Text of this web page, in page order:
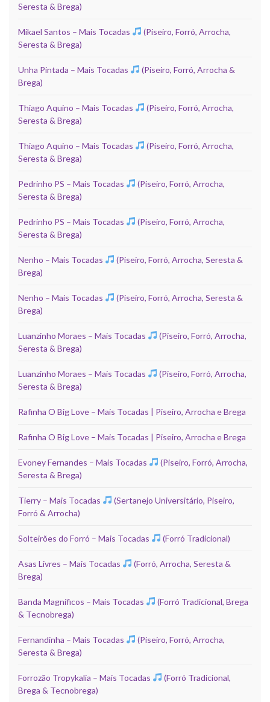
Seresta & Brega)
Mikael Santos – Mais Tocadas
(Piseiro, Forró, Arrocha,
Seresta & Brega)
Unha Pintada – Mais Tocadas
(Piseiro, Forró, Arrocha &
Brega)
Thiago Aquino – Mais Tocadas
(Piseiro, Forró, Arrocha,
Seresta & Brega)
Thiago Aquino – Mais Tocadas
(Piseiro, Forró, Arrocha,
Seresta & Brega)
Pedrinho PS – Mais Tocadas
(Piseiro, Forró, Arrocha,
Seresta & Brega)
Pedrinho PS – Mais Tocadas
(Piseiro, Forró, Arrocha,
Seresta & Brega)
Nenho – Mais Tocadas
(Piseiro, Forró, Arrocha, Seresta &
Brega)
Nenho – Mais Tocadas
(Piseiro, Forró, Arrocha, Seresta &
Brega)
Luanzinho Moraes – Mais Tocadas
(Piseiro, Forró, Arrocha,
Seresta & Brega)
Luanzinho Moraes – Mais Tocadas
(Piseiro, Forró, Arrocha,
Seresta & Brega)
Rafinha O Big Love – Mais Tocadas | Piseiro, Arrocha e Brega
Rafinha O Big Love – Mais Tocadas | Piseiro, Arrocha e Brega
Evoney Fernandes – Mais Tocadas
(Piseiro, Forró, Arrocha,
Seresta & Brega)
Tierry – Mais Tocadas
(Sertanejo Universitário, Piseiro,
Forró & Arrocha)
Solteirões do Forró – Mais Tocadas (Forró Tradicional)
Asas Livres – Mais Tocadas
(Forró, Arrocha, Seresta &
Brega)
Banda Magníficos – Mais Tocadas
(Forró Tradicional, Brega
& Tecnobrega)
Fernandinha – Mais Tocadas
(Piseiro, Forró, Arrocha,
Seresta & Brega)
Forrozão Tropykalia – Mais Tocadas
(Forró Tradicional,
Brega & Tecnobrega)